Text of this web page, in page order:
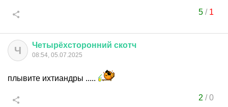
5/ 1
Ч Четырёхсторонний скотч
08:54, 05.07.2025
плывите ихтиандры .....
2 /0